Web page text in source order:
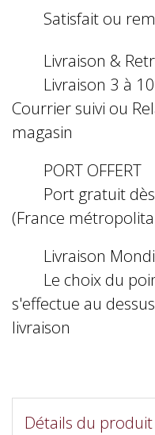
Satisfait ou
Livraison &
Livraison 3 à
Courrier suivi ou
magasin
PORT OFFERT
Port gratuit
(France
Livraison
Le choix du
s'effectue au
livraison
Détails du produit